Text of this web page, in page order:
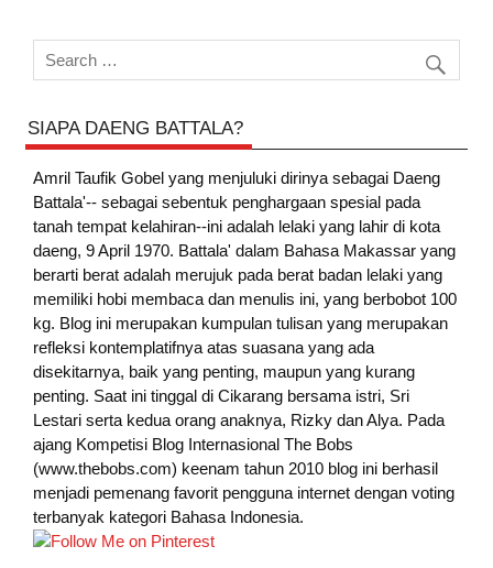
SIAPA DAENG BATTALA?
Amril Taufik Gobelyang menjuluki dirinya sebagai Daeng
Battala'-- sebagai sebentuk penghargaan spesial pada
tanah tempat kelahiran--ini adalah lelaki yang lahir di kota
daeng, 9 April 1970. Battala' dalam Bahasa Makassar yang
berarti berat adalah merujuk pada berat badan lelaki yang
memiliki hobi membaca dan menulis ini, yang berbobot 100
kg. Blog ini merupakan kumpulan tulisan yang merupakan
refleksi kontemplatifnya atas suasana yang ada
disekitarnya, baik yang penting, maupun yang kurang
penting. Saat ini tinggal di Cikarang bersama istri, Sri
Lestari serta kedua orang anaknya, Rizky dan Alya. Pada
ajang Kompetisi Blog Internasional The Bobs
(www.thebobs.com) keenam tahun 2010 blog ini berhasil
menjadi pemenang favorit pengguna internet dengan voting
terbanyak kategori Bahasa Indonesia.